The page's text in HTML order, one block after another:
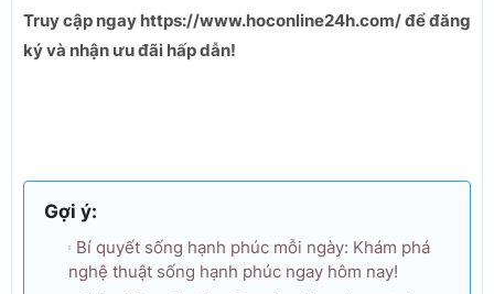
Truy cập ngay https://www.hoconline24h.com/ để đăng
ký và nhận ưu đãi hấp dẫn!
Gợi ý:
Bí quyết sống hạnh phúc mỗi ngày: Khám phá
nghệ thuật sống hạnh phúc ngay hôm nay!